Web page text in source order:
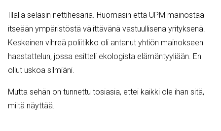
Illalla selasin nettihesaria. Huomasin että UPM mainostaa
itseään ympäristöstä välittävänä vastuullisena yrityksenä.
Keskeinen vihreä poliitikko oli antanut yhtiön mainokseen
haastattelun, jossa esitteli ekologista elämäntyyliään. En
ollut uskoa silmiäni.
Mutta sehän on tunnettu tosiasia, ettei kaikki ole ihan sitä,
miltä näyttää.